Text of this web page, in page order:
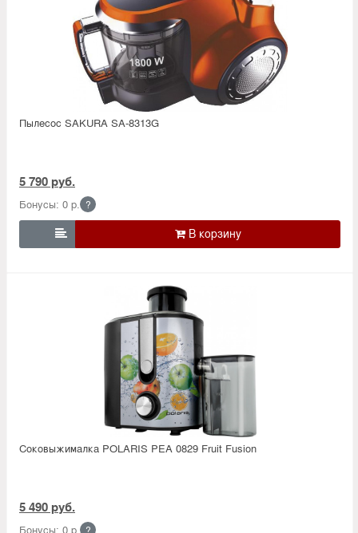
Пылесос SAKURA SA-8313G
5 790 руб.
Бонусы: 0 р. ?

Соковыжималка POLARIS PEA 0829 Fruit Fusion
5 490 руб.
Бонусы: 0 р. ?